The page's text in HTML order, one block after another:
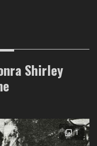
Shirley
1